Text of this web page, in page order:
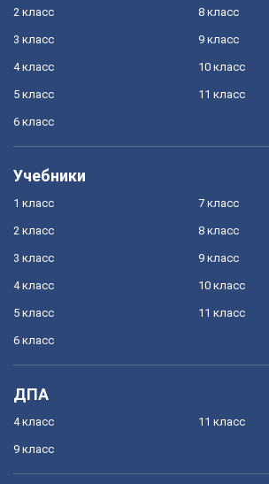
2 класс
3 класс
4 класс
5 класс
6 класс
8 класс
9 класс
10 класс
11 класс
Учебники
1 класс
2 класс
3 класс
4 класс
5 класс
6 класс
7 класс
8 класс
9 класс
10 класс
11 класс
ДПА
4 класс
9 класс
11 класс